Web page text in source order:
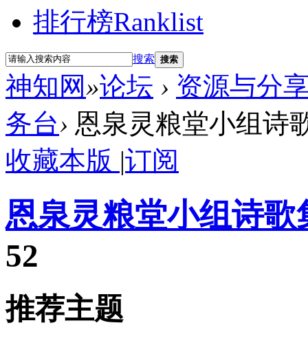
排行榜Ranklist
搜索 搜索
神知网»论坛 › 资源与分
务台› 恩泉灵粮堂小组诗
收藏本版 |订阅
恩泉灵粮堂小组诗歌
52
推荐主题